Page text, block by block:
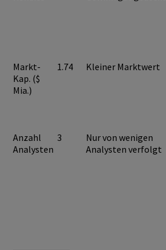
Markt-
Kap. ($
Mia.)
1.74 Kleiner Marktwert
Anzahl
Analysten
3
Nur von wenigen
Analysten verfolgt